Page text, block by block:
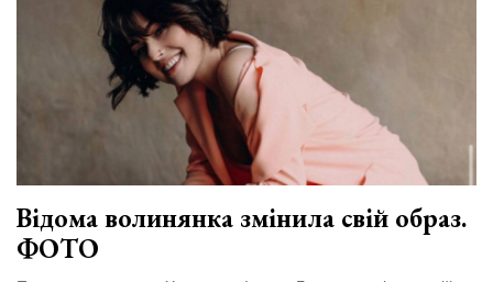
Відома волинянка змінила свій образ.
ФОТО